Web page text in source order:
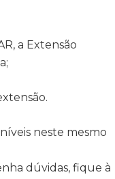
a Extensão
neste mesmo
dúvidas, fique à